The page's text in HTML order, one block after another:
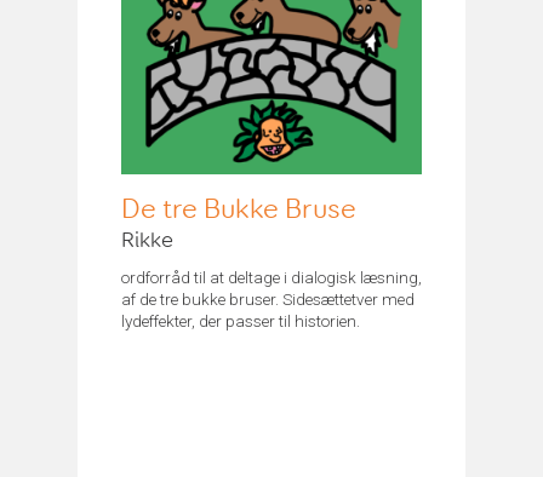
De tre Bukke Bruse
Rikke
ordforråd til at deltage i dialogisk læsning,
af de tre bukke bruser. Sidesættetver med
lydeffekter, der passer til historien.